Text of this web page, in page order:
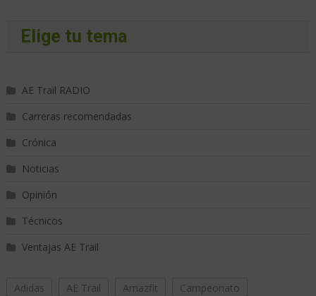
Elige tu tema
AE Trail RADIO
Carreras recomendadas
Crónica
Noticias
Opinión
Técnicos
Ventajas AE Trail
Adidas AE Trail Amazfit Campeonato